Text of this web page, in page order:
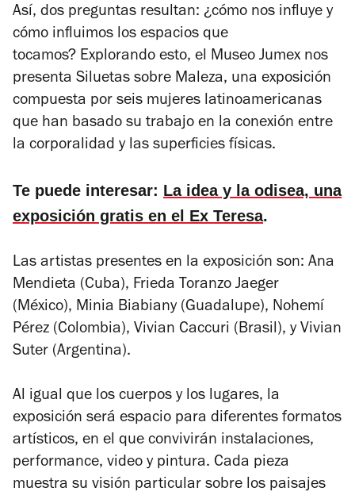
Así, dos preguntas resultan: ¿cómo nos influye y
cómo influimos los espacios que
tocamos? Explorando esto, el Museo Jumex nos
presenta Siluetas sobre Maleza, una exposición
compuesta por seis mujeres latinoamericanas
que han basado su trabajo en la conexión entre
la corporalidad y las superficies físicas.
Te puede interesar: La idea y la odisea, una
exposición gratis en el Ex Teresa.
Las artistas presentes en la exposición son: Ana
Mendieta (Cuba), Frieda Toranzo Jaeger
(México), Minia Biabiany (Guadalupe), Nohemí
Pérez (Colombia), Vivian Caccuri (Brasil), y Vivian
Suter (Argentina).
Al igual que los cuerpos y los lugares, la
exposición será espacio para diferentes formatos
artísticos, en el que convivirán instalaciones,
performance, video y pintura. Cada pieza
muestra su visión particular sobre los paisajes